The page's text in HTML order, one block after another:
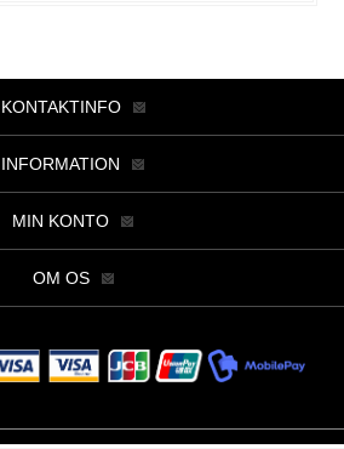
KONTAKTINFO
INFORMATION
MIN KONTO
OM OS